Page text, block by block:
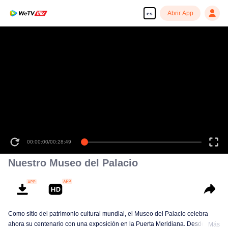
es Abrir App
00:00:00/00:28:49
Nuestro Museo del Palacio
Como sitio del patrimonio cultural mundial, el Museo del Palacio celebra
ahora su centenario con una exposición en la Puerta Meridiana. Desde laMás